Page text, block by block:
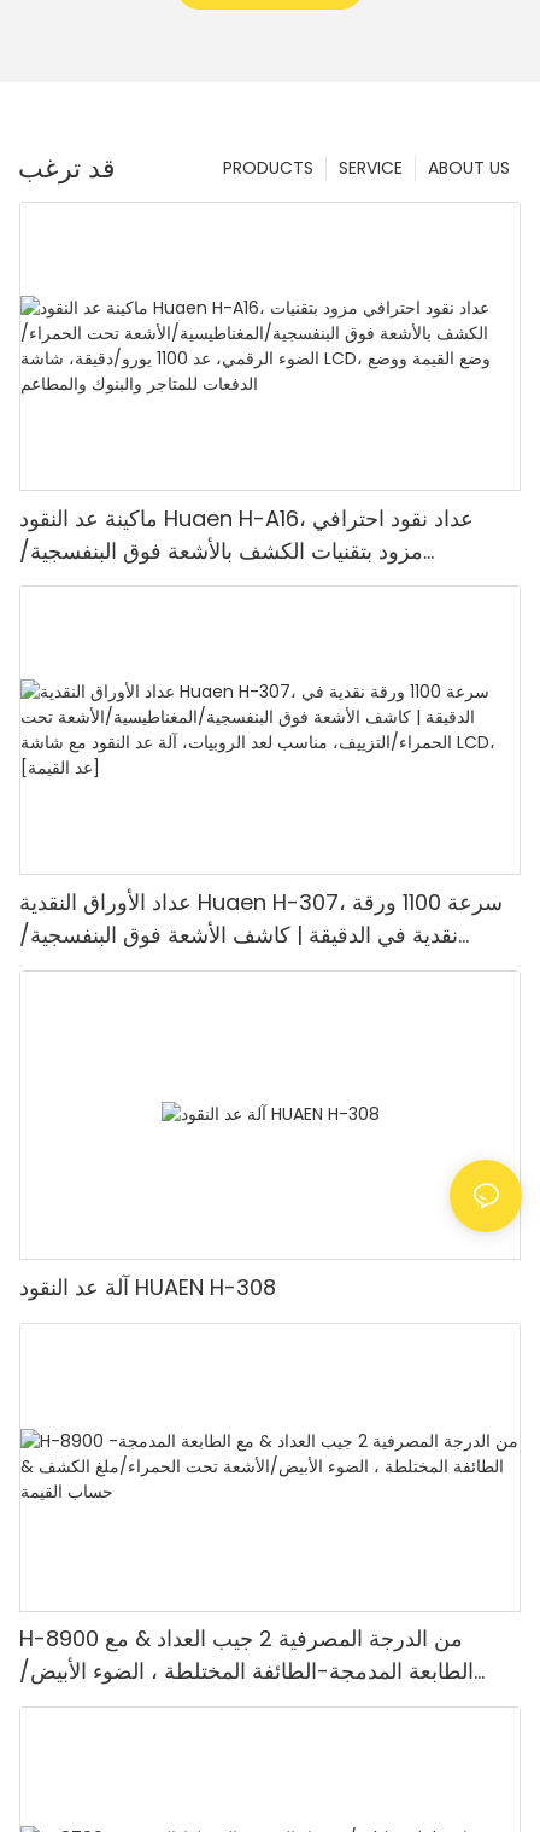
قد ترغب ABOUT US
SERVICE
PRODUCTS
ماكينة عد النقود Huaen H-A16، عداد نقود احترافي
مزود بتقنيات الكشف بالأشعة فوق البنفسجية/
المغناطيسية/الأشعة تحت الحمراء/الضوء الرقمي، عد
عداد الأوراق النقدية Huaen H-307، سرعة 1100 ورقة
نقدية في الدقيقة | كاشف الأشعة فوق البنفسجية/
المغناطيسية/الأشعة تحت الحمراء/التزييف، مناسب لعد
آلة عد النقود HUAEN H-308
H-8900 من الدرجة المصرفية 2 جيب العداد & مع
الطابعة المدمجة-الطائفة المختلطة ، الضوء الأبيض/
الأشعة تحت الحمراء/ملغ الكشف & حساب القيمة